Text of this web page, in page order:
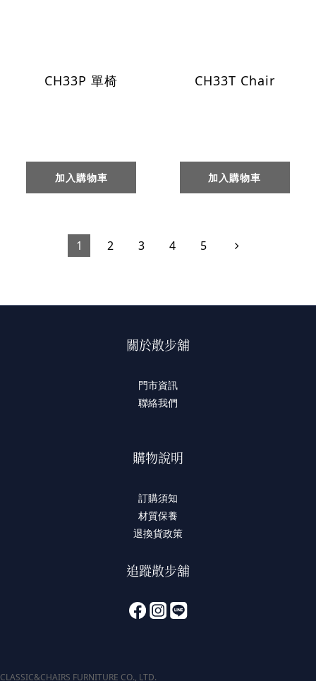
CH33P 單椅
加入購物車
CH33T Chair
加入購物車
1 2 3 4 5
關於散步舖
門市資訊
聯絡我們
購物說明
訂購須知
材質保養
退換貨政策
追蹤散步舖
CLASSIC&CHAIRS FURNITURE CO., LTD.